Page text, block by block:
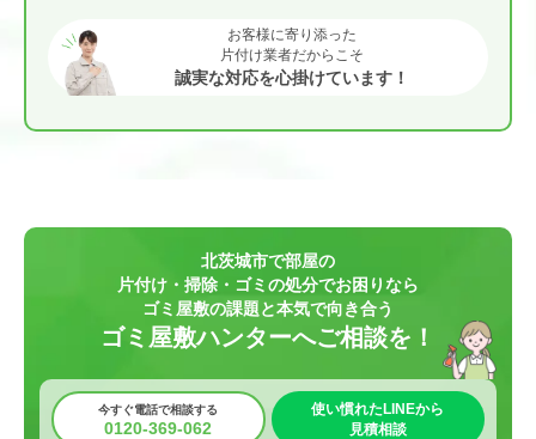
お客様に寄り添った
片付け業者だからこそ
誠実な対応を心掛けています！
北茨城市で部屋の
片付け・掃除・ゴミの処分でお困りなら
ゴミ屋敷の課題と本気で向き合う
ゴミ屋敷ハンターへご相談を！
今すぐ電話で相談する
0120-369-062
使い慣れたLINEから
見積相談